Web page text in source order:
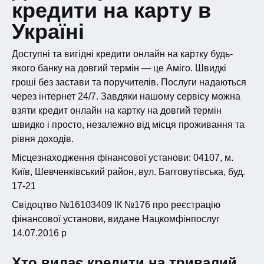
здійснити платіж з вашого рахунку їм не вдасться.
Щоб захистити свої дані від третіх осіб, нікому не
передавай логін і пароль від особистого кабінету
Аміго.
кредити на карту в
Україні
Доступні та вигідні кредити онлайн на картку будь-
якого банку на довгий термін — це Аміго. Швидкі
гроші без застави та поручителів. Послуги надаються
через інтернет 24/7. Завдяки нашому сервісу можна
взяти кредит онлайн на картку на довгий термін
швидко і просто, незалежно від місця проживання та
рівня доходів.
Місцезнаходження фінансової установи: 04107, м.
Київ, Шевченківський район, вул. Багговутівська, буд.
17-21
Свідоцтво №16103409 ІК №176 про реєстрацію
фінансової установи, видане Нацкомфінпослуг
14.07.2016 р